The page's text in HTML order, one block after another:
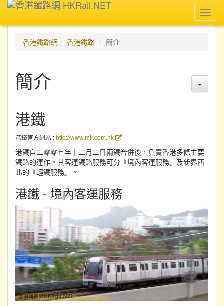
香港鐵路網
香港鐵路 簡介
簡介
港鐵
港鐵官方網站 :http://www.mtr.com.hk
港鐵自二零零七年十二月二日兩鐵合併後，負責香港多條主要
鐵路的運作。其客運鐵路服務可分『境內客運服務』及新界西
北的『輕鐵服務』。
港鐵 - 境內客運服務